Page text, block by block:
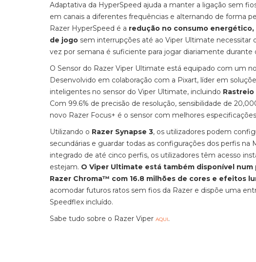
Adaptativa da HyperSpeed ajuda a manter a ligação sem
em canais a diferentes frequências e alternando de forma
Razer HyperSpeed é a redução no consumo energético,
de jogo sem interrupções até ao Viper Ultimate necessitar
vez por semana é suficiente para jogar diariamente durante
O Sensor do Razer Viper Ultimate está equipado com um
Desenvolvido em colaboração com a Pixart, líder em
inteligentes no sensor do Viper Ultimate, incluindo
Com 99.6% de precisão de resolução, sensibilidade de
novo Razer Focus+ é o sensor com melhores
Utilizando o Razer Synapse 3, os utilizadores podem
secundárias e guardar todas as configurações dos perfis
integrado de até cinco perfis, os utilizadores têm acesso
estejam. O Viper Ultimate está também disponível num
Razer Chroma™ com 16.8 milhões de cores e efeitos
acomodar futuros ratos sem fios da Razer e dispõe uma
Speedflex incluído.
Sabe tudo sobre o Razer Viper AQUI.